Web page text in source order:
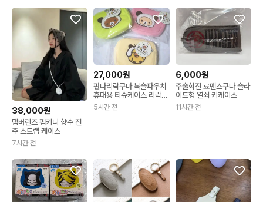
38,000원
탬버린즈 펌키니 향수 진
주 스트랩 케이스
7시간 전
27,000원
판다리락쿠마 복슬파우치
휴대용 티슈케이스 리락쿠
마 코리락쿠마 키이로이토
5시간 전
6,000원
주술회전 료멘스쿠나 슬라
이드형 열쇠 키케이스
11시간 전